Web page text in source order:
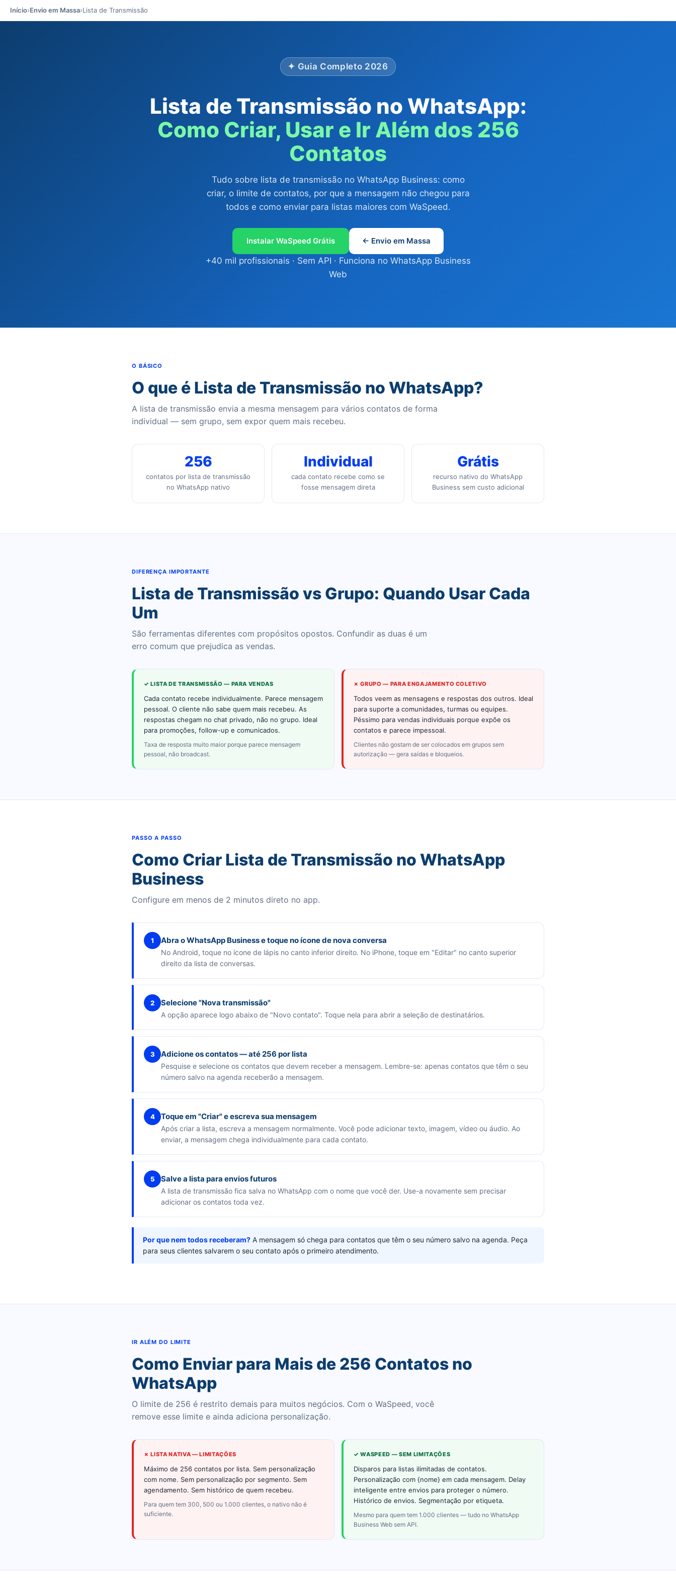
Início›Envio em Massa›Lista de Transmissão
✦ Guia Completo 2026
Lista de Transmissão no WhatsApp:
Como Criar, Usar e Ir Além dos 256
Contatos
Tudo sobre lista de transmissão no WhatsApp Business: como
criar, o limite de contatos, por que a mensagem não chegou para
todos e como enviar para listas maiores com WaSpeed.
Instalar WaSpeed Grátis ← Envio em Massa
+40 mil profissionais · Sem API · Funciona no WhatsApp Business
Web
O BÁSICO
O que é Lista de Transmissão no WhatsApp?
A lista de transmissão envia a mesma mensagem para vários contatos de forma
individual — sem grupo, sem expor quem mais recebeu.
256
contatos por lista de transmissão
no WhatsApp nativo
Individual
cada contato recebe como se
fosse mensagem direta
Grátis
recurso nativo do WhatsApp
Business sem custo adicional
DIFERENÇA IMPORTANTE
Lista de Transmissão vs Grupo: Quando Usar Cada
Um
São ferramentas diferentes com propósitos opostos. Confundir as duas é um
erro comum que prejudica as vendas.
✓ LISTA DE TRANSMISSÃO — PARA VENDAS
Cada contato recebe individualmente. Parece mensagem
pessoal. O cliente não sabe quem mais recebeu. As
respostas chegam no chat privado, não no grupo. Ideal
para promoções, follow-up e comunicados.
Taxa de resposta muito maior porque parece mensagem
pessoal, não broadcast.
✗ GRUPO — PARA ENGAJAMENTO COLETIVO
Todos veem as mensagens e respostas dos outros. Ideal
para suporte a comunidades, turmas ou equipes.
Péssimo para vendas individuais porque expõe os
contatos e parece impessoal.
Clientes não gostam de ser colocados em grupos sem
autorização — gera saídas e bloqueios.
PASSO A PASSO
Como Criar Lista de Transmissão no WhatsApp
Business
Configure em menos de 2 minutos direto no app.
1 Abra o WhatsApp Business e toque no ícone de nova conversa
No Android, toque no ícone de lápis no canto inferior direito. No iPhone, toque em "Editar" no canto superior
direito da lista de conversas.
2 Selecione "Nova transmissão"
A opção aparece logo abaixo de "Novo contato". Toque nela para abrir a seleção de destinatários.
3 Adicione os contatos — até 256 por lista
Pesquise e selecione os contatos que devem receber a mensagem. Lembre-se: apenas contatos que têm o seu
número salvo na agenda receberão a mensagem.
4 Toque em "Criar" e escreva sua mensagem
Após criar a lista, escreva a mensagem normalmente. Você pode adicionar texto, imagem, vídeo ou áudio. Ao
enviar, a mensagem chega individualmente para cada contato.
5 Salve a lista para envios futuros
A lista de transmissão fica salva no WhatsApp com o nome que você der. Use-a novamente sem precisar
adicionar os contatos toda vez.
Por que nem todos receberam? A mensagem só chega para contatos que têm o seu número salvo na agenda. Peça
para seus clientes salvarem o seu contato após o primeiro atendimento.
IR ALÉM DO LIMITE
Como Enviar para Mais de 256 Contatos no
WhatsApp
O limite de 256 é restrito demais para muitos negócios. Com o WaSpeed, você
remove esse limite e ainda adiciona personalização.
✗ LISTA NATIVA — LIMITAÇÕES
Máximo de 256 contatos por lista. Sem personalização
com nome. Sem personalização por segmento. Sem
agendamento. Sem histórico de quem recebeu.
Para quem tem 300, 500 ou 1.000 clientes, o nativo não é
suficiente.
✓ WASPEED — SEM LIMITAÇÕES
Disparos para listas ilimitadas de contatos.
Personalização com {nome} em cada mensagem. Delay
inteligente entre envios para proteger o número.
Histórico de envios. Segmentação por etiqueta.
Mesmo para quem tem 1.000 clientes — tudo no WhatsApp
Business Web sem API.